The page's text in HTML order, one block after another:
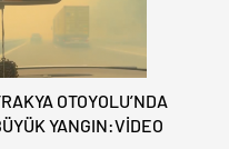
OTOYOLU’NDA
YANGIN:VİDEO